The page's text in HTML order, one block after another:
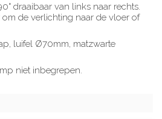
draaibaar van links naar rechts.
om de verlichting naar de vloer of
luifel Ø70mm, matzwarte
niet inbegrepen.